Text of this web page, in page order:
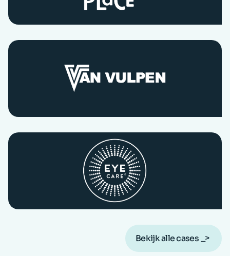
Bekijk alle cases